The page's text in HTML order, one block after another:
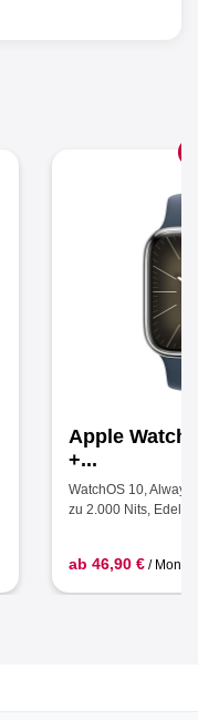
Apple Watch
+...
WatchOS 10,
zu 2.000 Nits,
ab 46,90 € / Monat